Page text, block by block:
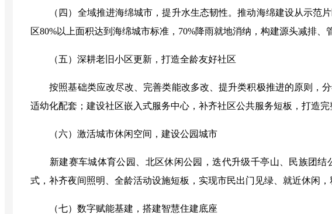
（四）全域推进海绵城市，提升水生态韧性。推动海绵建设从示范
区80%以上面积达到海绵城市标准， 70%降雨就地消纳，构建源头减排、
（五）深耕老旧小区更新，打造全龄友好社区
按照基础类应改尽改、完善类能改多改、提升类积极推进的原则，
适幼化配套；建设社区嵌入式服务中心，补齐社区公共服务短板，打造完
（六）激活城市休闲空间，建设公园城市
新建赛车城体育公园、北区休闲公园，迭代升级千亭山、民族团
式，补齐夜间照明、全龄活动设施短板，实现市民出门见绿、就近休闲，
（七）数字赋能基建，搭建智慧住建底座